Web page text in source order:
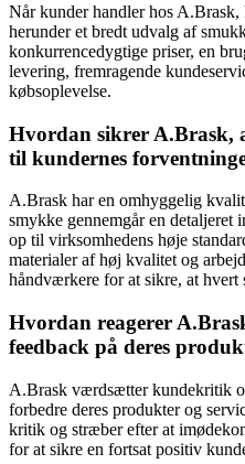
Når kunder handler hos
herunder et bredt udvalg af
konkurrencedygtige priser, en
levering, fremragende
købsoplevelse.
Hvordan sikrer A.Brask,
til kundernes
A.Brask har en omhyggelig
smykke gennemgår en detaljeret
op til virksomhedens høje
materialer af høj kvalitet og
håndværkere for at sikre, at
Hvordan reagerer
feedback på deres
A.Brask værdsætter kundekritik
forbedre deres produkter og
kritik og stræber efter at
for at sikre en fortsat positiv